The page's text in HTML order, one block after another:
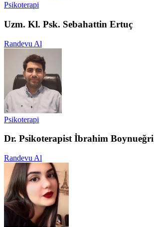
Psikoterapi
Uzm. Kl. Psk. Sebahattin Ertuç
Randevu Al
Psikoterapi
Dr. Psikoterapist İbrahim Boynueğri
Randevu Al